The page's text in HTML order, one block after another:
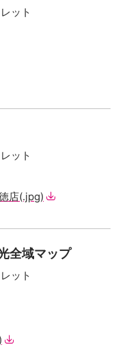
ット
ット
店(.jpg)
全域マップ
ット